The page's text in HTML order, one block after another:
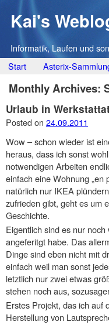
Kai's
Informatik, Laufen und
Main menu
Skip
to
Start Asterix-
Monthly Archives:
Urlaub in
Posted on 24.09.2011
Wow – schon wieder ist
heraus, dass ich sonst
notwendigen Arbeiten
einfach eine Wohnung „en
natürlich nur IKEA
zufrieden gibt, geht es um
Geschichte.
Eigentlich sind es nur
angeferitgt habe. Das
Dinge sind eben nicht mit
einfach weil man sonst
letztlich nur zwei etwas
stehen noch aus,
Erstes Projekt, das ich auf
Herstellung von